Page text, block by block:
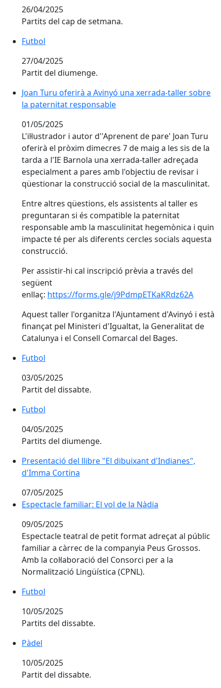
26/04/2025
Partits del cap de setmana.
Futbol
Futbol
27/04/2025
Partit del diumenge.
Joan Turu oferirà a Avinyó una xerrada-taller sobre
Joan Turu oferirà a Avinyó una xerrada-taller sobre
la paternitat responsable
01/05/2025
L'il·lustrador i autor d''Aprenent de pare' Joan Turu
oferirà el pròxim dimecres 7 de maig a les sis de la
tarda a l'IE Barnola una xerrada-taller adreçada
especialment a pares amb l'objectiu de revisar i
qüestionar la construcció social de la masculinitat.
Entre altres qüestions, els assistents al taller es
preguntaran si és compatible la paternitat
responsable amb la masculinitat hegemònica i quin
impacte té per als diferents cercles socials aquesta
construcció.
Per assistir-hi cal inscripció prèvia a través del
següent
enllaç: https://forms.gle/j9PdmpETKaKRdz62A
Aquest taller l'organitza l'Ajuntament d'Avinyó i està
finançat pel Ministeri d'Igualtat, la Generalitat de
Catalunya i el Consell Comarcal del Bages.
Futbol
Futbol
03/05/2025
Partit del dissabte.
Futbol
Futbol
04/05/2025
Partits del diumenge.
Presentació del llibre "El dibuixant d'Indianes",
Presentació del llibre "El dibuixant d'Indianes",
d'Imma Cortina
07/05/2025
Espectacle familiar: El vol de la Nàdia
Espectacle familiar: El vol de la Nàdia
09/05/2025
Espectacle teatral de petit format adreçat al públic
familiar a càrrec de la companyia Peus Grossos.
Amb la col·laboració del Consorci per a la
Normalització Lingüística (CPNL).
Futbol
Futbol
10/05/2025
Partits del dissabte.
Pàdel
Pàdel
10/05/2025
Partit del dissabte.